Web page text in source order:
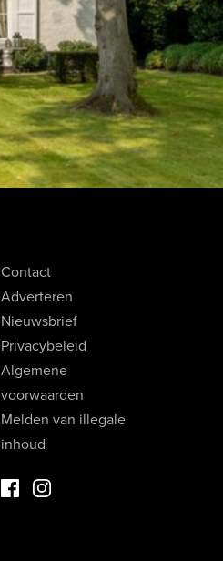
Contact
Adverteren
Nieuwsbrief
Privacybeleid
Algemene
voorwaarden
Melden van illegale
inhoud
Facebook Luxevastgoed
Instagram Luxevastgoed